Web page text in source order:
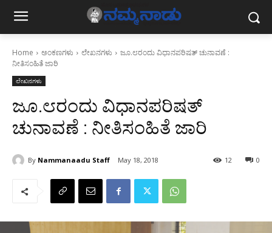
Home ಅಂಕಣಗಳು ಲೇಖನಗಳು
ಜೂ.೮ರಂದು ವಿಧಾನಪರಿಷತ್ ಚುನಾವಣೆ :
ನೀತಿಸಂಹಿತೆ ಜಾರಿ
ಲೇಖನಗಳು
ಜೂ.೮ರಂದು ವಿಧಾನಪರಿಷತ್
ಚುನಾವಣೆ : ನೀತಿಸಂಹಿತೆ ಜಾರಿ
By Nammanaadu Staff May 18, 2018 0
12